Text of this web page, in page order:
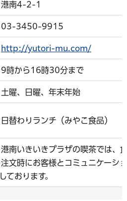
港南4-2-1
03-3450-9915
http://yutori-mu.com/
9時から16時30分まで
土曜、日曜、年末年始
日替わりランチ（みやこ食品）
港南いきいきプラザの喫茶では、
注文時にお客様とコミュニケーシ
しております。